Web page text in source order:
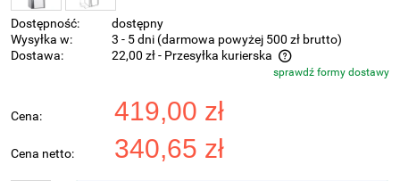
Dostępność:
dostępny
Wysyłka w:
3 - 5 dni (darmowa powyżej 500 zł brutto)
Dostawa:
22,00 zł- Przesyłka kurierska
Cena nie zawiera ewentualnych kosztów płatnościsprawdź formy dostawy
Cena: 419,00 zł
Cena netto: 340,65 zł